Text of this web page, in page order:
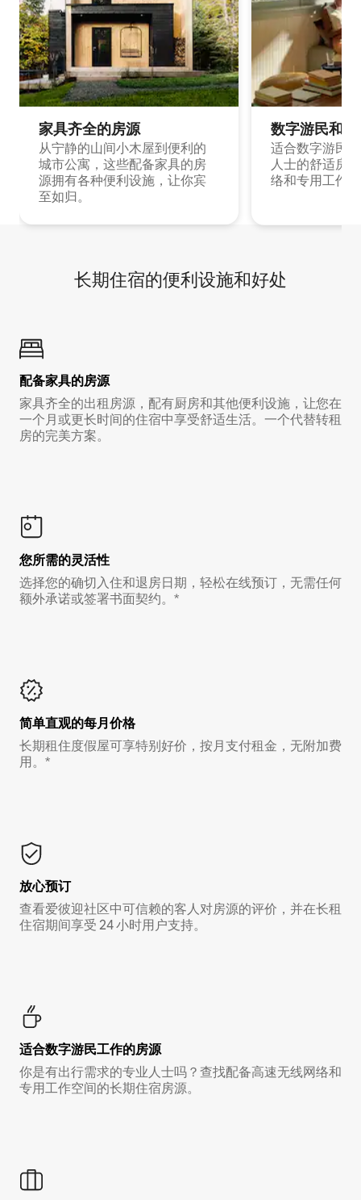
家具齐全的房源
从宁静的山间小木屋到便利的
城市公寓，这些配备家具的房
源拥有各种便利设施，让你宾
至如归。
数字游民和
适合数字游民
人士的舒适房
络和专用工作
长期住宿的便利设施和好处
配备家具的房源
家具齐全的出租房源，配有厨房和其他便利设施，让您在
一个月或更长时间的住宿中享受舒适生活。一个代替转租
房的完美方案。
您所需的灵活性
选择您的确切入住和退房日期，轻松在线预订，无需任何
额外承诺或签署书面契约。*
简单直观的每月价格
长期租住度假屋可享特别好价，按月支付租金，无附加费
用。*
放心预订
查看爱彼迎社区中可信赖的客人对房源的评价，并在长租
住宿期间享受 24 小时用户支持。
适合数字游民工作的房源
你是有出行需求的专业人士吗？查找配备高速无线网络和
专用工作空间的长期住宿房源。